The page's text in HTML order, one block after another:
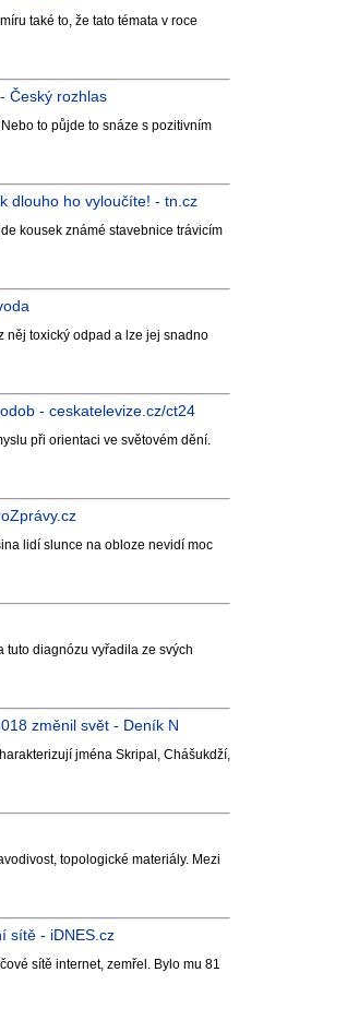
také to, že tato témata v roce
Český rozhlas
to půjde to snáze s pozitivním
dlouho ho vyloučíte! - tn.cz
kousek známé stavebnice trávicím
něj toxický odpad a lze jej snadno
- ceskatelevize.cz/ct24
při orientaci ve světovém dění.
lidí slunce na obloze nevidí moc
tuto diagnózu vyřadila ze svých
změnil svět - Deník N
jména Skripal, Chášukdží,
topologické materiály. Mezi
sítě - iDNES.cz
sítě internet, zemřel. Bylo mu 81